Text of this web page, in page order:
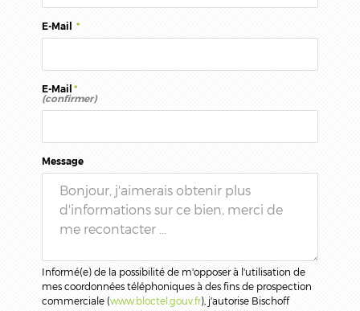
E-Mail *
E-Mail *
(confirmer)
Message
Informé(e) de la possibilité de m'opposer à l'utilisation de
mes coordonnées téléphoniques à des fins de prospection
commerciale (www.bloctel.gouv.fr), j'autorise Bischoff